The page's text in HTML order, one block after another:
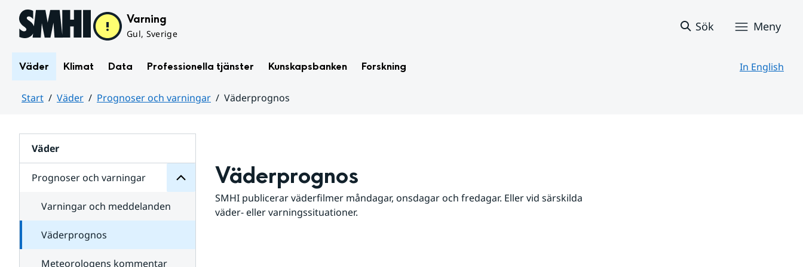
Hoppa till sidans innehåll Varning
Gul, Sverige
Sök Meny
Väder Klimat Data Professionella tjänster Kunskapsbanken Forskning In English
Start Väder Prognoser och varningar
Väderprognos
Väder
Prognoser och varningar
för
varningar
Varningar och meddelanden
Väderprognos
Meteorologens kommentar
Väderprognos
SMHI publicerar väderfilmer måndagar, onsdagar och fredagar. Eller vid särskilda
väder- eller varningssituationer.